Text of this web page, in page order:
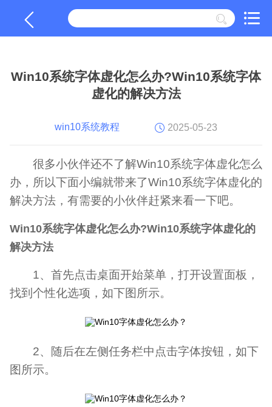
Win10系统字体虚化怎么办?Win10系统字体
虚化的解决方法
win10系统教程 2025-05-23
很多小伙伴还不了解Win10系统字体虚化怎么
办，所以下面小编就带来了Win10系统字体虚化的
解决方法，有需要的小伙伴赶紧来看一下吧。
Win10系统字体虚化怎么办?Win10系统字体虚化的
解决方法
1、首先点击桌面开始菜单，打开设置面板，
找到个性化选项，如下图所示。
2、随后在左侧任务栏中点击字体按钮，如下
图所示。